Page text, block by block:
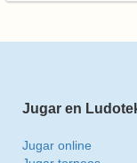
Jugar en
Jugar online